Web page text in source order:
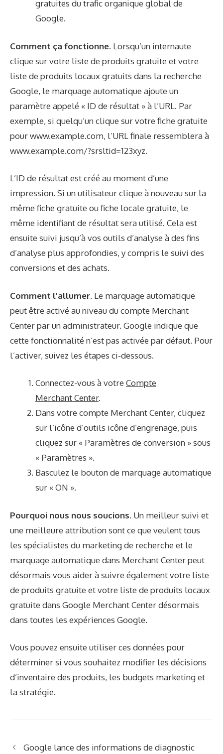
gratuites du trafic organique global de
Google.
Comment ça fonctionne. Lorsqu’un internaute
clique sur votre liste de produits gratuite et votre
liste de produits locaux gratuits dans la recherche
Google, le marquage automatique ajoute un
paramètre appelé « ID de résultat » à l’URL. Par
exemple, si quelqu’un clique sur votre fiche gratuite
pour www.example.com, l’URL finale ressemblera à
www.example.com/?srsltid=123xyz.
L’ID de résultat est créé au moment d’une
impression. Si un utilisateur clique à nouveau sur la
même fiche gratuite ou fiche locale gratuite, le
même identifiant de résultat sera utilisé. Cela est
ensuite suivi jusqu’à vos outils d’analyse à des fins
d’analyse plus approfondies, y compris le suivi des
conversions et des achats.
Comment l’allumer. Le marquage automatique
peut être activé au niveau du compte Merchant
Center par un administrateur. Google indique que
cette fonctionnalité n’est pas activée par défaut. Pour
l’activer, suivez les étapes ci-dessous.
Connectez-vous à votre Compte
Merchant Center.
Dans votre compte Merchant Center, cliquez
sur l’icône d’outils icône d’engrenage, puis
cliquez sur « Paramètres de conversion » sous
« Paramètres ».
Basculez le bouton de marquage automatique
sur « ON ».
Pourquoi nous nous soucions. Un meilleur suivi et
une meilleure attribution sont ce que veulent tous
les spécialistes du marketing de recherche et le
marquage automatique dans Merchant Center peut
désormais vous aider à suivre également votre liste
de produits gratuite et votre liste de produits locaux
gratuite dans Google Merchant Center désormais
dans toutes les expériences Google.
Vous pouvez ensuite utiliser ces données pour
déterminer si vous souhaitez modifier les décisions
d’inventaire des produits, les budgets marketing et
la stratégie.
Google lance des informations de diagnostic